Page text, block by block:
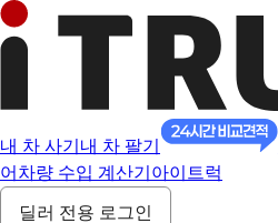
내 차 사기 내 차 팔기
어 차량 수입 계산기 아이트럭
딜러 전용 로그인